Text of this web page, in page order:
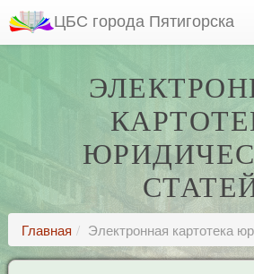
ЦБС города Пятигорска
Главная Электронная картотека